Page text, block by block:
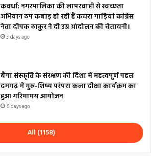
कवर्धा: नगरपालिका की लापरवाही से स्वच्छता
अभियान ठप कबाड़ हो रही हैं कचरा गाड़ियां कांग्रेस
नेता दीपक ठाकुर ने दी उग्र आंदोलन की चेतावनी।
3 days ago
बैगा संस्कृति के संरक्षण की दिशा में महत्वपूर्ण पहल
दमगढ़ में गुरु-शिष्य परंपरा कला दीक्षा कार्यक्रम का
हुआ गरिमामय आयोजन
6 days ago
All (1158)